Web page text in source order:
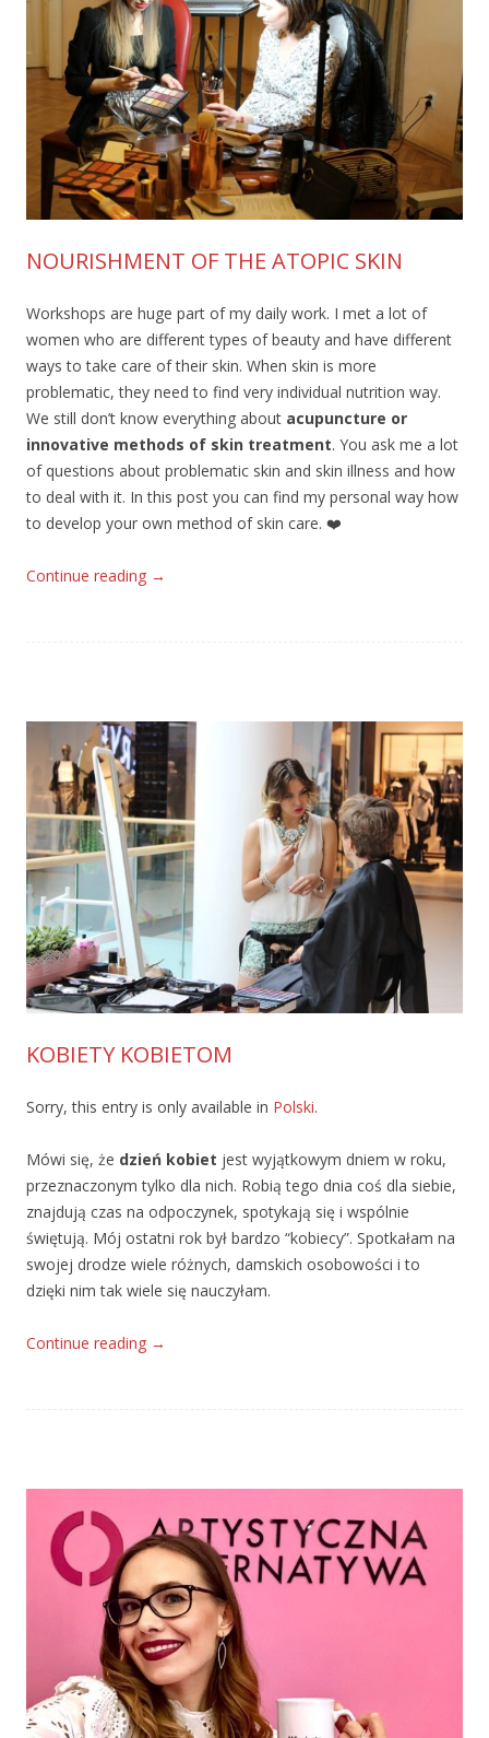
NOURISHMENT OF THE ATOPIC SKIN
Workshops are huge part of my daily work. I met a lot of
women who are different types of beauty and have different
ways to take care of their skin. When skin is more
problematic, they need to find very individual nutrition way.
We still don’t know everything about acupuncture or
innovative methods of skin treatment. You ask me a lot
of questions about problematic skin and skin illness and how
to deal with it. In this post you can find my personal way how
to develop your own method of skin care. ❤️
Continue reading →
KOBIETY KOBIETOM
Sorry, this entry is only available in Polski.
Mówi się, że dzień kobiet jest wyjątkowym dniem w roku,
przeznaczonym tylko dla nich. Robią tego dnia coś dla siebie,
znajdują czas na odpoczynek, spotykają się i wspólnie
świętują. Mój ostatni rok był bardzo “kobiecy”. Spotkałam na
swojej drodze wiele różnych, damskich osobowości i to
dzięki nim tak wiele się nauczyłam.
Continue reading →